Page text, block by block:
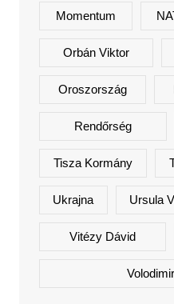
Momentum
Orbán Viktor
Oroszország
Rendőrség
Tisza Kormány
Ukrajna Ursula
Vitézy Dávid